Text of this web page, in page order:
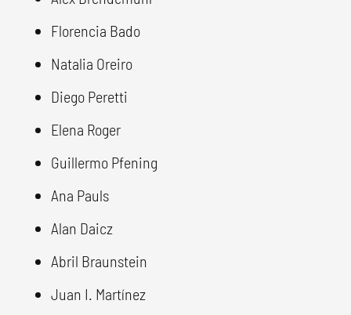
Florencia Bado
Natalia Oreiro
Diego Peretti
Elena Roger
Guillermo Pfening
Ana Pauls
Alan Daicz
Abril Braunstein
Juan I. Martínez